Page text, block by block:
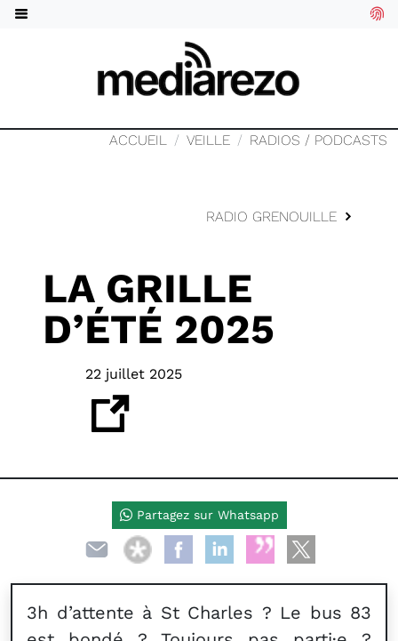
ACCUEIL VEILLE RADIOS / PODCASTS
RADIO GRENOUILLE
LA GRILLE
D’ÉTÉ 2025
22 juillet 2025
3h d’attente à St Charles ? Le bus 83
Partagez sur Whatsapp